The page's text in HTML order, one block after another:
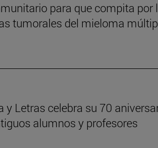
para que compita por
tumorales del mieloma
y Letras celebra su 70
alumnos y profesores